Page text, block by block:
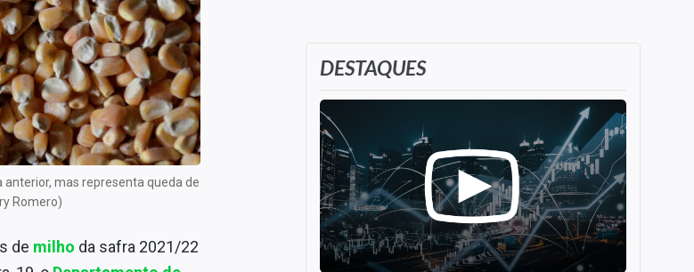
mas representa queda de
Romero)
de milho da safra 2021/22
DESTAQUES